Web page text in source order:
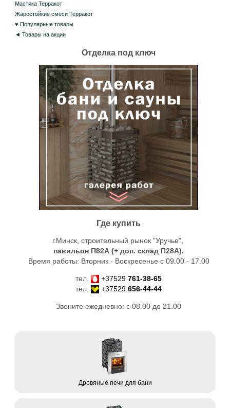
Дровяные печи для бани
Мастика Терракот
Жаростойкие смеси Терракот
♥ Популярные товары
◄ Товары на акции
Отделка под ключ
Где купить
г.Минск, строительный рынок "Уручье",
павильон П82А (+ доп. склад П28А).
Время работы: Вторник - Воскресенье с 09.00 - 17.00
тел. +37529 761-38-65
тел.
+37529 656-44-44
Звоните ежедневно: с 08.00 до 21.00